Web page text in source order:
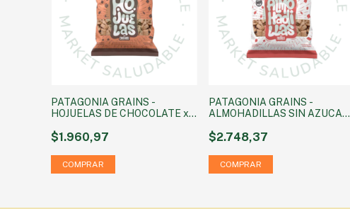
PATAGONIA GRAINS -
HOJUELAS DE CHOCOLATE x
$1.960,97
PATAGONIA GRAINS -
ALMOHADILLAS SIN AZUCAR
$2.748,37